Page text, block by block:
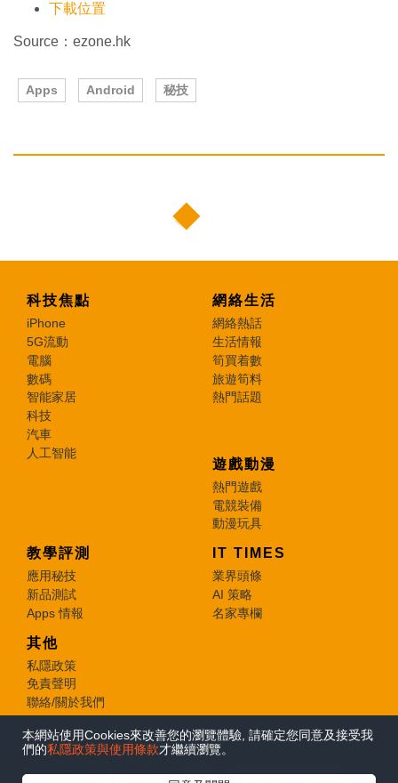
本網站使用Cookies來改善您的瀏覽體驗, 請確定您同意及接受我
們的私隱政策與使用條款才繼續瀏覽。
下載位置
Source：ezone.hk
Apps Android 秘技
科技焦點
iPhone
5G流動
電腦
數碼
智能家居
科技
汽車
人工智能
網絡生活
網絡熱話
生活情報
筍買着數
旅遊筍料
熱門話題
遊戲動漫
熱門遊戲
電競裝備
動漫玩具
教學評測
應用秘技
新品測試
Apps 情報
IT TIMES
業界頭條
AI 策略
名家專欄
其他
私隱政策
免責聲明
聯絡/關於我們
© 2026 e-zone. All Rights Reserved.